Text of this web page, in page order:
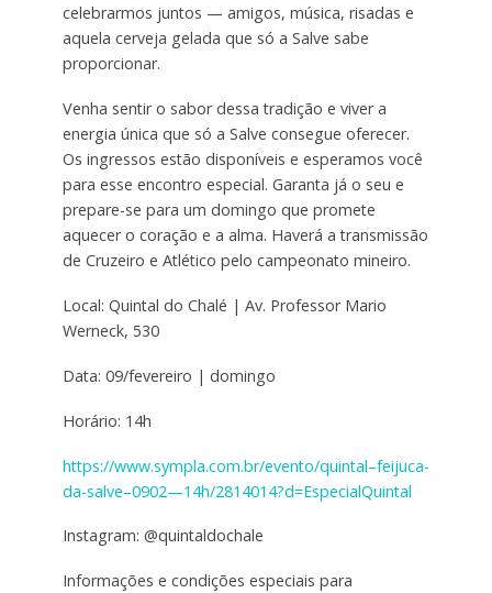
celebrarmos juntos — amigos, música, risadas e
aquela cerveja gelada que só a Salve sabe
proporcionar.
Venha sentir o sabor dessa tradição e viver a
energia única que só a Salve consegue oferecer.
Os ingressos estão disponíveis e esperamos você
para esse encontro especial. Garanta já o seu e
prepare-se para um domingo que promete
aquecer o coração e a alma. Haverá a transmissão
de Cruzeiro e Atlético pelo campeonato mineiro.
Local: Quintal do Chalé | Av. Professor Mario
Werneck, 530
Data: 09/fevereiro | domingo
Horário: 14h
https://www.sympla.com.br/evento/quintal–feijuca-
da-salve–0902—14h/2814014?d=EspecialQuintal
Instagram: @quintaldochale
Informações e condições especiais para